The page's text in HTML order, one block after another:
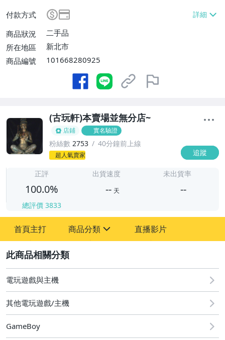
付款方式
商品狀況
二手品
所在地區
新北市
商品編號
101668280925
(古玩軒)本賣場並無分店~
店鋪 實名驗證
粉絲數 2753 40分鐘前上線
超人氣賣家 追蹤
-
正評
100.0%
總評價 3833
出貨速度
-- 天
未出貨率
--
首頁主打 商品分類
其它
直播影片
電玩遊戲與主機
其他電玩遊戲/主機
GameBoy